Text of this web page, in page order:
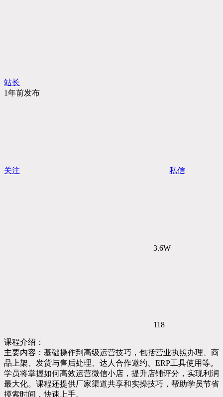
站长
1年前发布
关注 私信
3.6W+
118
课程介绍：
主要内容：基础操作到高级运营技巧，包括营业执照办理、商
品上架、发货与售后处理、达人合作邀约、ERP工具使用等。
学员将掌握如何高效运营微信小店，提升店铺评分，实现利润
最大化。课程还提供厂家渠道共享和实操技巧，帮助学员节省
摸索时间，快速上手。